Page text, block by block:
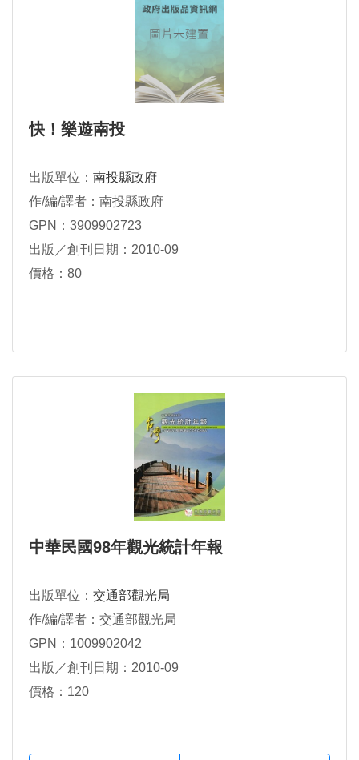
快！樂遊南投
出版單位： 南投縣政府
作/編/譯者：南投縣政府
GPN：3909902723
出版／創刊日期：2010-09
價格：80
中華民國98年觀光統計年報
出版單位： 交通部觀光局
作/編/譯者：交通部觀光局
GPN：1009902042
出版／創刊日期：2010-09
價格：120